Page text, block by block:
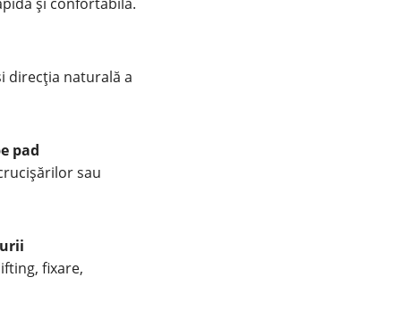
direcția naturală a
pad
sau
fixare,